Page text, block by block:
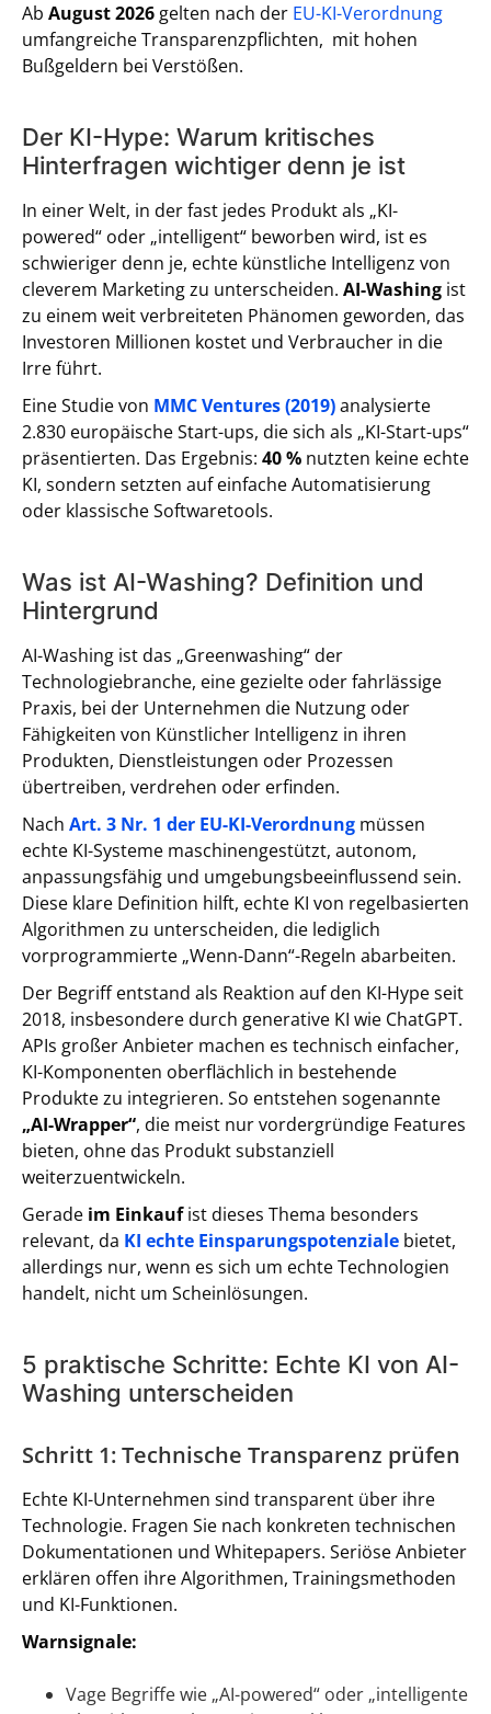
Ab August 2026 gelten nach der EU-KI-Verordnung
umfangreiche Transparenzpflichten, mit hohen
Bußgeldern bei Verstößen.
Der KI-Hype: Warum kritisches
Hinterfragen wichtiger denn je ist
In einer Welt, in der fast jedes Produkt als „KI-
powered“ oder „intelligent“ beworben wird, ist es
schwieriger denn je, echte künstliche Intelligenz von
cleverem Marketing zu unterscheiden. AI-Washing ist
zu einem weit verbreiteten Phänomen geworden, das
Investoren Millionen kostet und Verbraucher in die
Irre führt.
Eine Studie von MMC Ventures (2019)analysierte
2.830 europäische Start-ups, die sich als „KI-Start-ups“
präsentierten. Das Ergebnis: 40 % nutzten keine echte
KI, sondern setzten auf einfache Automatisierung
oder klassische Softwaretools.
Was ist AI-Washing? Definition und
Hintergrund
AI-Washing ist das „Greenwashing“ der
Technologiebranche, eine gezielte oder fahrlässige
Praxis, bei der Unternehmen die Nutzung oder
Fähigkeiten von Künstlicher Intelligenz in ihren
Produkten, Dienstleistungen oder Prozessen
übertreiben, verdrehen oder erfinden.
Nach Art. 3 Nr. 1 der EU-KI-Verordnung müssen
echte KI-Systeme maschinengestützt, autonom,
anpassungsfähig und umgebungsbeeinflussend sein.
Diese klare Definition hilft, echte KI von regelbasierten
Algorithmen zu unterscheiden, die lediglich
vorprogrammierte „Wenn-Dann“-Regeln abarbeiten.
Der Begriff entstand als Reaktion auf den KI-Hype seit
2018, insbesondere durch generative KI wie ChatGPT.
APIs großer Anbieter machen es technisch einfacher,
KI-Komponenten oberflächlich in bestehende
Produkte zu integrieren. So entstehen sogenannte
„AI-Wrapper“, die meist nur vordergründige Features
bieten, ohne das Produkt substanziell
weiterzuentwickeln.
Gerade im Einkaufist dieses Thema besonders
relevant, da KI echte Einsparungspotenziale bietet,
allerdings nur, wenn es sich um echte Technologien
handelt, nicht um Scheinlösungen.
5 praktische Schritte: Echte KI von AI-
Washing unterscheiden
Schritt 1: Technische Transparenz prüfen
Echte KI-Unternehmen sind transparent über ihre
Technologie. Fragen Sie nach konkreten technischen
Dokumentationen und Whitepapers. Seriöse Anbieter
erklären offen ihre Algorithmen, Trainingsmethoden
und KI-Funktionen.
Warnsignale:
Vage Begriffe wie „AI-powered“ oder „intelligente